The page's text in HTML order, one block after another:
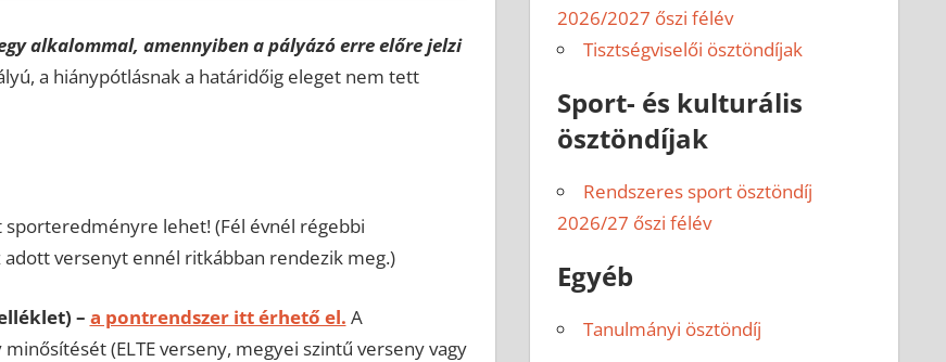
alkalommal, amennyiben a pályázó erre előre jelzi
a hiánypótlásnak a határidőig eleget nem tett
lehet! (Fél évnél régebbi
versenyt ennél ritkábban rendezik meg.)
– a pontrendszer itt érhető el. A
(ELTE verseny, megyei szintű verseny vagy
2026/2027 őszi félév
Tisztségviselői ösztöndíjak
Sport- és kulturális
ösztöndíjak
Rendszeres sport ösztöndíj
2026/27 őszi félév
Egyéb
Tanulmányi ösztöndíj